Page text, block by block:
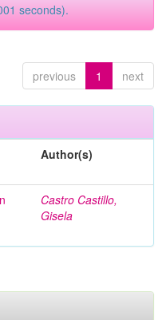
seconds).
previous 1 next
Author(s)
Castro Castillo,
Gisela